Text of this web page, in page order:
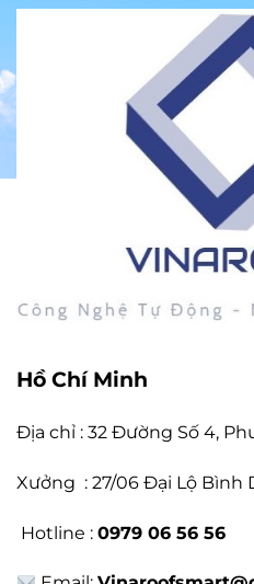
Hồ Chí Minh
Địa chỉ : 32 Đường Số 4,
Xưởng : 27/06 Đại Lộ Bình
Hotline : 0979 06 56 56